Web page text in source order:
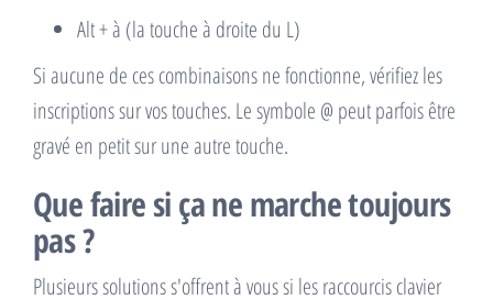
Alt + à (la touche à droite du L)
Si aucune de ces combinaisons ne fonctionne, vérifiez les
inscriptions sur vos touches. Le symbole @ peut parfois être
gravé en petit sur une autre touche.
Que faire si ça ne marche toujours
pas ?
Plusieurs solutions s'offrent à vous si les raccourcis clavier